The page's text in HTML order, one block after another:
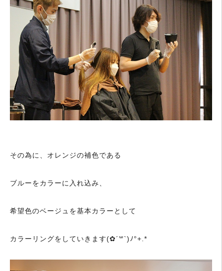
その為に、オレンジの補色である
ブルーをカラーに入れ込み、
希望色のベージュを基本カラーとして
カラーリングをしていきます(✿´꒳`)ﾉ°+.*